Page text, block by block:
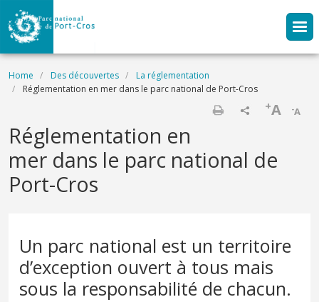
Skip to main content
Breadcrumb
Home Des découvertes
La réglementation
Réglementation en mer dans le parc national de Port-Cros
-A
+A
Réglementation en
mer dans le parc national de
Port-Cros
Un parc national est un territoire
d’exception ouvert à tous mais
sous la responsabilité de chacun.